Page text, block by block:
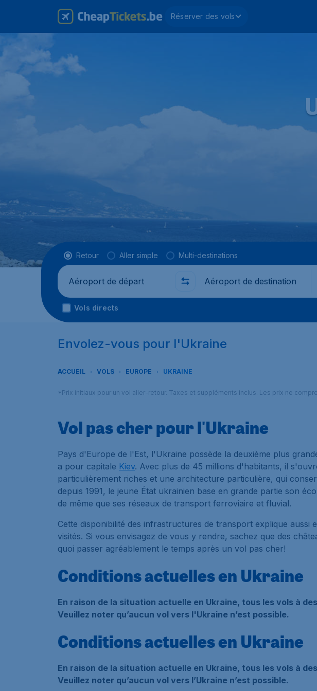
Réserver des vols
Type de vol
Retour Aller simple Multi-destinations
Départ de Où
Vols directs
Envolez-vous pour l'Ukraine
ACCUEIL VOLS EUROPE UKRAINE
*Prix initiaux pour un vol aller-retour. Taxes et suppléments inclus. Les prix ne
Vol pas cher pour l'Ukraine
Pays d'Europe de l'Est, l'Ukraine possède la deuxième plus
a pour capitale Kiev. Avec plus de 45 millions d'habitants, il
particulièrement riches et une architecture particulière, qui
depuis 1991, le jeune État ukrainien base en grande partie son
de même que ses réseaux de transport ferroviaire et fluvial.
Cette disponibilité des infrastructures de transport explique aussi
visités. Si vous envisagez de vous y rendre, sachez que des
quoi passer agréablement le temps après un vol pas cher!
Conditions actuelles en Ukraine
En raison de la situation actuelle en Ukraine, tous les vols à
Veuillez noter qu’aucun vol vers l'Ukraine n’est possible.
Conditions actuelles en Ukraine
En raison de la situation actuelle en Ukraine, tous les vols à
Veuillez noter qu’aucun vol vers l’Ukraine n’est possible.